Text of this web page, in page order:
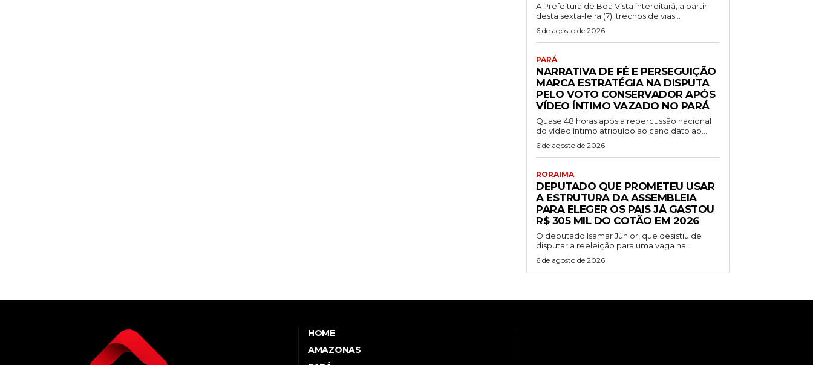
A Prefeitura de Boa Vista interditará, a partir
desta sexta-feira (7), trechos de vias...
6 de agosto de 2026
PARÁ
NARRATIVA DE FÉ E PERSEGUIÇÃO
MARCA ESTRATÉGIA NA DISPUTA
PELO VOTO CONSERVADOR APÓS
VÍDEO ÍNTIMO VAZADO NO PARÁ
Quase 48 horas após a repercussão nacional
do vídeo íntimo atribuído ao candidato ao...
6 de agosto de 2026
RORAIMA
DEPUTADO QUE PROMETEU USAR
A ESTRUTURA DA ASSEMBLEIA
PARA ELEGER OS PAIS JÁ GASTOU
R$ 305 MIL DO COTÃO EM 2026
O deputado Isamar Júnior, que desistiu de
disputar a reeleição para uma vaga na...
6 de agosto de 2026
HOME
AMAZONAS